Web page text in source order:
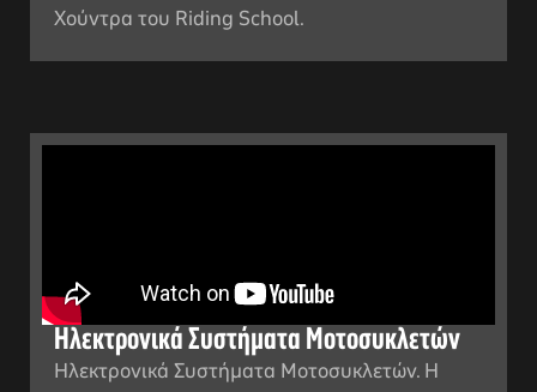
Χούντρα του Riding School.
Ηλεκτρονικά Συστήματα Μοτοσυκλετών
Ηλεκτρονικά Συστήματα Μοτοσυκλετών. Η